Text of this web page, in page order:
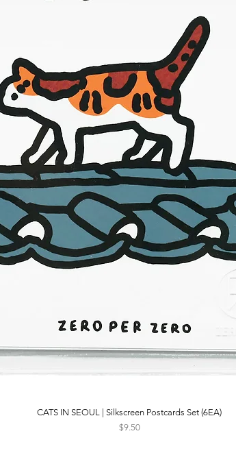
Quick View
CATS IN SEOUL | Silkscreen Postcards Set (6EA)
Price
$9.50